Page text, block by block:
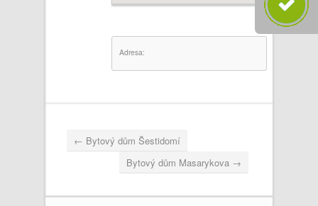
Adresa:
← Bytový dům Šestidomí
Bytový dům Masarykova →